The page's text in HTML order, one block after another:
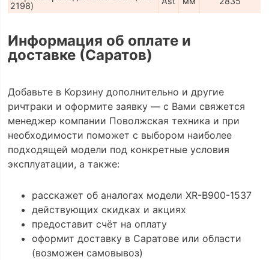
2198)
Информация об оплате и
доставке (Саратов)
Добавьте в Корзину дополнительно и другие
ричтраки и оформите заявку — с Вами свяжется
менеджер компании Поволжская техника и при
необходимости поможет с выбором наиболее
подходящей модели под конкретные условия
эксплуатации, а также:
расскажет об аналогах модели XR-B900-1537
действующих скидках и акциях
предоставит счёт на оплату
оформит доставку в Саратове или области
(возможен самовывоз)